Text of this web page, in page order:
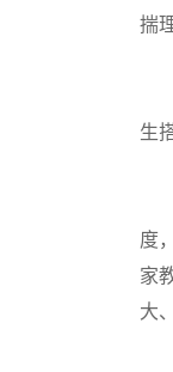
揣
本
生
为
度
家
大